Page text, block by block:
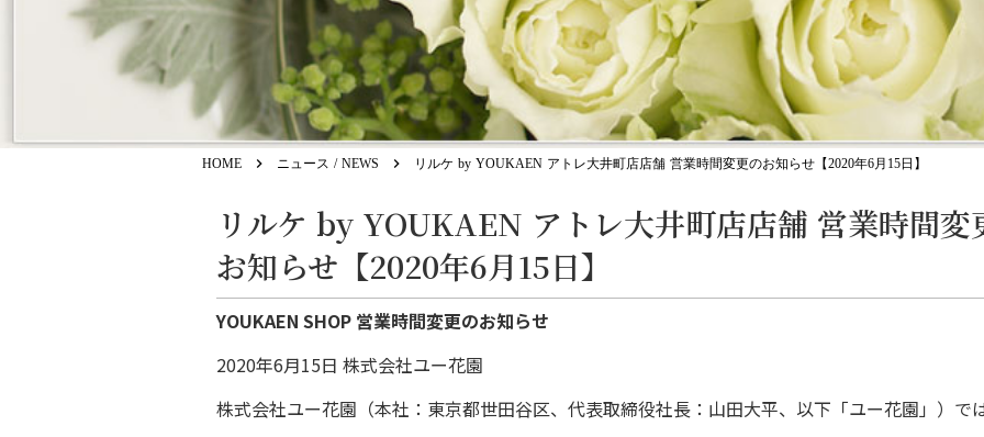
HOME keyboard_arrow_right ニュース / NEWS keyboard_arrow_right リルケ by YOUKAEN アトレ大井町店店舗 営業時間変更のお知らせ【2020年6月15日】
リルケ by YOUKAEN アトレ大井町店店舗 営業時間変
お知らせ【2020年6月15日】
YOUKAEN SHOP 営業時間変更のお知らせ
2020年6月15日 株式会社ユー花園
株式会社ユー花園（本社：東京都世田谷区、代表取締役社長：山田大平、以下「ユー花園」）で